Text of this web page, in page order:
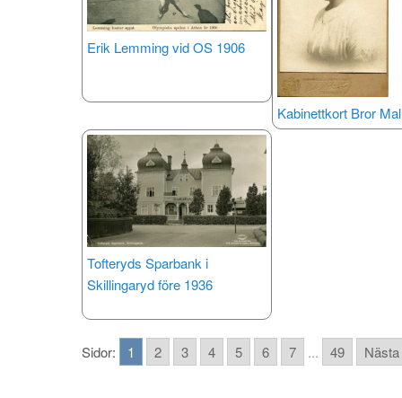
Erik Lemming vid OS 1906
Kabinettkort Bror
Tofteryds Sparbank i
Skillingaryd före 1936
Sidor: 1 2 3 4 5 6 7 ... 49 Nästa